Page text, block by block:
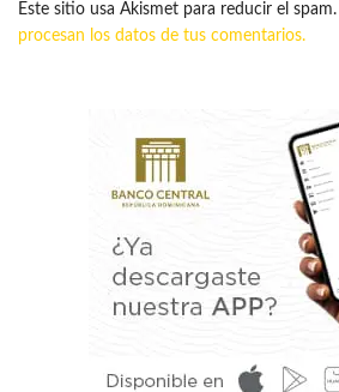
Este sitio usa Akismet para reducir el spam.
procesan los datos de tus comentarios.